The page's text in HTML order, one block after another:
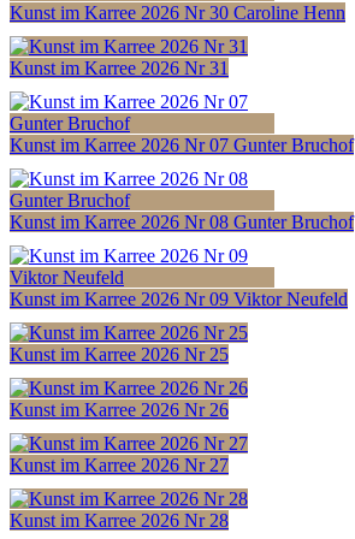
Kunst im Karree 2026 Nr 30 Caroline Henn
Kunst im Karree 2026 Nr 31
Kunst im Karree 2026 Nr 07 Gunter Bruchof
Kunst im Karree 2026 Nr 08 Gunter Bruchof
Kunst im Karree 2026 Nr 09 Viktor Neufeld
Kunst im Karree 2026 Nr 25
Kunst im Karree 2026 Nr 26
Kunst im Karree 2026 Nr 27
Kunst im Karree 2026 Nr 28